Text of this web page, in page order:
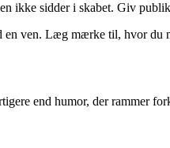
ikke sidder i skabet. Giv
en ven. Læg mærke til, hvor
end humor, der rammer